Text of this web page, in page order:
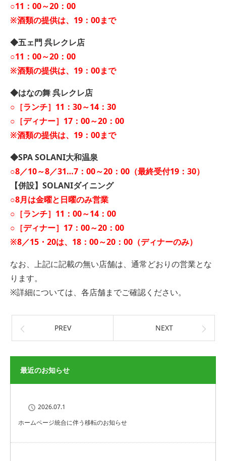
○11：00～20：00
※酒類の提供は、19：00まで
◆五ェ門 呉レクレ店
○11：00～20：00
※酒類の提供は、19：00まで
◆はなの舞 呉レクレ店
○［ランチ］11：30～14：30
○［ディナー］17：00～20：00
※酒類の提供は、19：00まで
◆SPA SOLANI大和温泉
○8／10～8／31…7：00～20：00（最終受付19：30）
【併設】SOLANIダイニング
○8月は金曜と日曜のみ営業
○［ランチ］11：00～14：00
○［ディナー］17：00～20：00
※8／15・20は、18：00～20：00（ディナーのみ）
なお、上記に記載の無い店舗は、通常どおりの営業とな
ります。
※詳細については、各店舗までご確認ください。
PREV NEXT
最近のお知らせ
2026.07.1
ホームページ統合に伴う移転のお知らせ